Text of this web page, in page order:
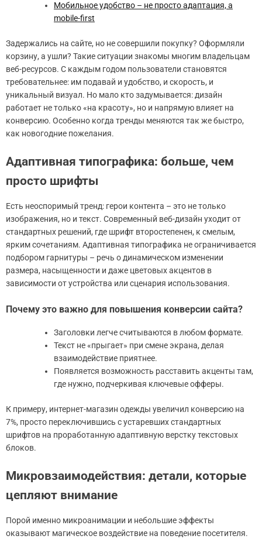
Мобильное удобство – не просто адаптация, а
mobile-first
Задержались на сайте, но не совершили покупку? Оформляли
корзину, а ушли? Такие ситуации знакомы многим владельцам
веб-ресурсов. С каждым годом пользователи становятся
требовательнее: им подавай и удобство, и скорость, и
уникальный визуал. Но мало кто задумывается: дизайн
работает не только «на красоту», но и напрямую влияет на
конверсию. Особенно когда тренды меняются так же быстро,
как новогодние пожелания.
Адаптивная типографика: больше, чем
просто шрифты
Есть неоспоримый тренд: герои контента – это не только
изображения, но и текст. Современный веб-дизайн уходит от
стандартных решений, где шрифт второстепенен, к смелым,
ярким сочетаниям. Адаптивная типографика не ограничивается
подбором гарнитуры – речь о динамическом изменении
размера, насыщенности и даже цветовых акцентов в
зависимости от устройства или сценария использования.
Почему это важно для повышения конверсии сайта?
Заголовки легче считываются в любом формате.
Текст не «прыгает» при смене экрана, делая
взаимодействие приятнее.
Появляется возможность расставить акценты там,
где нужно, подчеркивая ключевые офферы.
К примеру, интернет-магазин одежды увеличил конверсию на
7%, просто переключившись с устаревших стандартных
шрифтов на проработанную адаптивную верстку текстовых
блоков.
Микровзаимодействия: детали, которые
цепляют внимание
Порой именно микроанимации и небольшие эффекты
оказывают магическое воздействие на поведение посетителя.